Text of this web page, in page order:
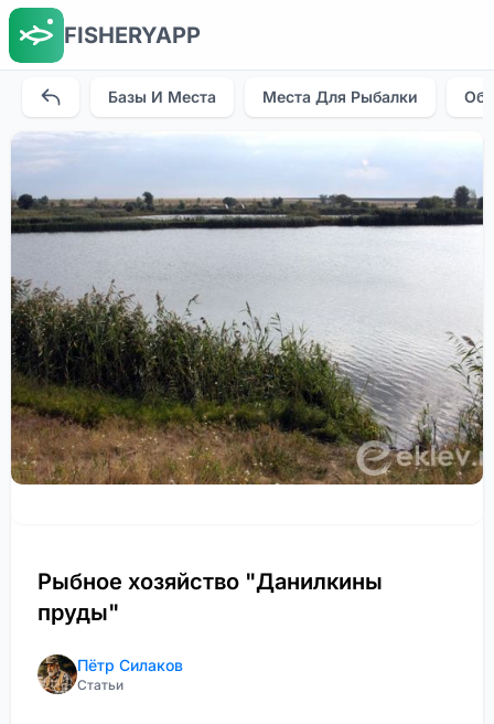
FISHERYAPP
Базы И Места Места Для Рыбалки
Рыбное хозяйство "Данилкины
пруды"
Пётр Силаков
Статьи